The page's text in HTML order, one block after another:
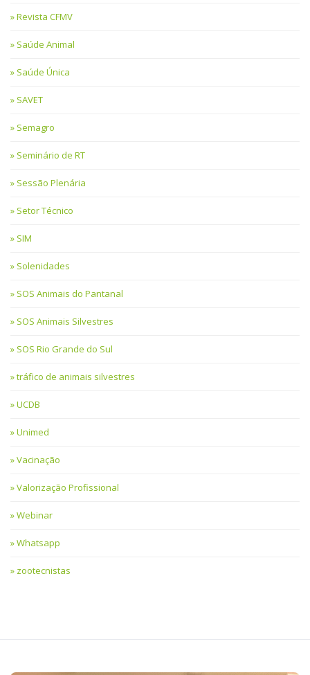
Revista CFMV
Saúde Animal
Saúde Única
SAVET
Semagro
Seminário de RT
Sessão Plenária
Setor Técnico
SIM
Solenidades
SOS Animais do Pantanal
SOS Animais Silvestres
SOS Rio Grande do Sul
tráfico de animais silvestres
UCDB
Unimed
Vacinação
Valorização Profissional
Webinar
Whatsapp
zootecnistas